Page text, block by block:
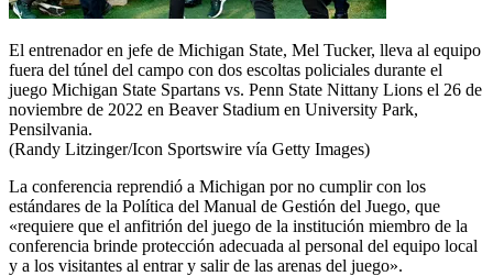
El entrenador en jefe de Michigan State, Mel Tucker, lleva al equipo
fuera del túnel del campo con dos escoltas policiales durante el
juego Michigan State Spartans vs. Penn State Nittany Lions el 26 de
noviembre de 2022 en Beaver Stadium en University Park,
Pensilvania.
(Randy Litzinger/Icon Sportswire vía Getty Images)
La conferencia reprendió a Michigan por no cumplir con los
estándares de la Política del Manual de Gestión del Juego, que
«requiere que el anfitrión del juego de la institución miembro de la
conferencia brinde protección adecuada al personal del equipo local
y a los visitantes al entrar y salir de las arenas del juego».